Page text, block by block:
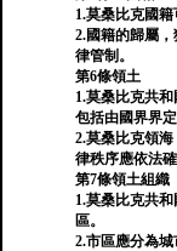
1.莫桑比克國籍
2.國籍的歸屬
律管制。
第6條領土
1.莫桑比克共
包括由國界界
2.莫桑比克領
律秩序應依法確
第7條領土組織
1.莫桑比克共
區。
2.市區應分為城